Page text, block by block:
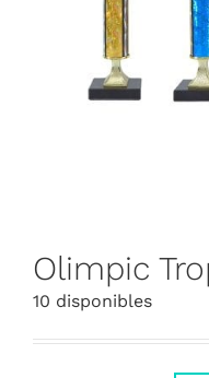
Olimpic
10 disponibles